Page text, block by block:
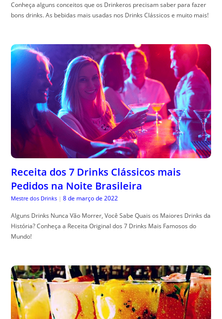
Conheça alguns conceitos que os Drinkeros precisam saber para fazer
bons drinks. As bebidas mais usadas nos Drinks Clássicos e muito mais!
Receita dos 7 Drinks Clássicos mais
Pedidos na Noite Brasileira
Mestre dos Drinks | 8 de março de 2022
Alguns Drinks Nunca Vão Morrer, Você Sabe Quais os Maiores Drinks da
História? Conheça a Receita Original dos 7 Drinks Mais Famosos do
Mundo!